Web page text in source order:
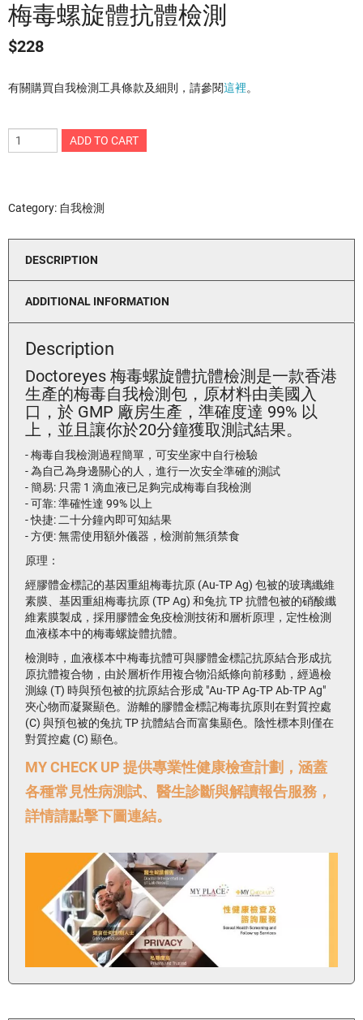
梅毒螺旋體抗體檢測
$228
有關購買自我檢測工具條款及細則，請參閱這裡。
ADD TO CART
Category: 自我檢測
DESCRIPTION
ADDITIONAL INFORMATION
Description
Doctoreyes 梅毒螺旋體抗體檢測是一款香港
生產的梅毒自我檢測包，原材料由美國入
口，於 GMP 廠房生產，準確度達 99% 以
上，並且讓你於20分鐘獲取測試結果。
- 梅毒自我檢測過程簡單，可安坐家中自行檢驗
- 為自己為身邊關心的人，進行一次安全準確的測試
- 簡易: 只需 1 滴血液已足夠完成梅毒自我檢測
- 可靠: 準確性達 99% 以上
- 快捷: 二十分鐘內即可知結果
- 方便: 無需使用額外儀器，檢測前無須禁食
原理：
經膠體金標記的基因重組梅毒抗原 (Au-TP Ag) 包被的玻璃纖維
素膜、基因重組梅毒抗原 (TP Ag) 和兔抗 TP 抗體包被的硝酸纖
維素膜製成，採用膠體金免疫檢測技術和層析原理，定性檢測
血液樣本中的梅毒螺旋體抗體。
檢測時，血液樣本中梅毒抗體可與膠體金標記抗原結合形成抗
原抗體複合物，由於層析作用複合物沿紙條向前移動，經過檢
測線 (T) 時與預包被的抗原結合形成 "Au-TP Ag-TP Ab-TP Ag"
夾心物而凝聚顯色。游離的膠體金標記梅毒抗原則在對質控處
(C) 與預包被的兔抗 TP 抗體結合而富集顯色。陰性標本則僅在
對質控處 (C) 顯色。
MY CHECK UP 提供專業性健康檢查計劃，涵蓋
各種常見性病測試、醫生診斷與解讀報告服務，
詳情請點擊下圖連結。